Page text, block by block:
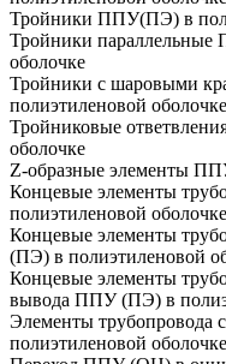
Тройники ППУ(ПЭ) в
Тройники
оболочке
Тройники с шаровыми
полиэтиленовой оболочке
Тройниковые
оболочке
Z-образные элементы
Концевые элементы
полиэтиленовой оболочке
Концевые элементы
(ПЭ) в полиэтиленовой
Концевые элементы
вывода ППУ (ПЭ) в
Элементы
полиэтиленовой оболочке